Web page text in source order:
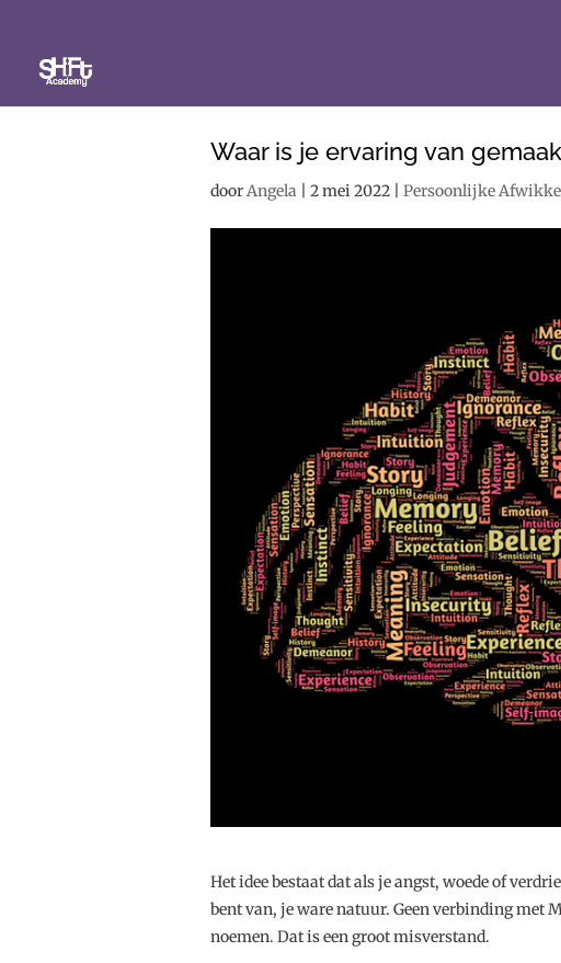
Waar is je ervaring van
doorAngela 2 mei 2022 Persoonlijke
Het idee bestaat dat als je angst, woede of
bent van, je ware natuur. Geen verbinding met
noemen. Dat is een groot misverstand.